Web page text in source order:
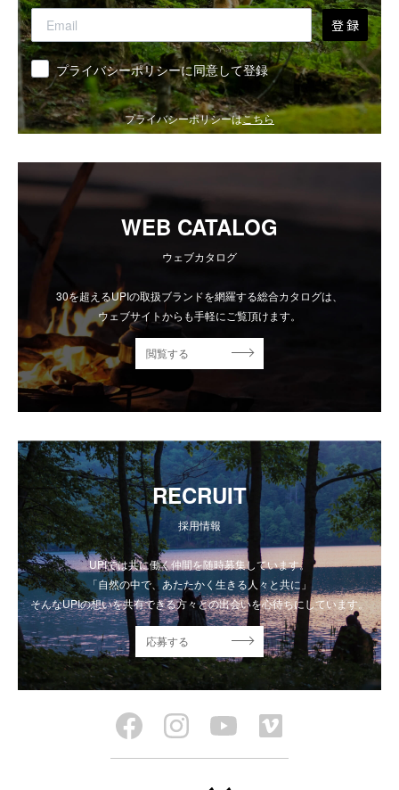
登 録
同意 プライバシーポリシーに同意して登録
プライバシーポリシーはこちら
WEB CATALOG
ウェブカタログ
30を超えるUPIの取扱ブランドを網羅する総合カタログは、
ウェブサイトからも手軽にご覧頂けます。
閲覧する
RECRUIT
採用情報
UPIでは共に働く仲間を随時募集しています。
「自然の中で、あたたかく生きる人々と共に」
そんなUPIの想いを共有できる方々との出会いを心待ちにしています。
応募する